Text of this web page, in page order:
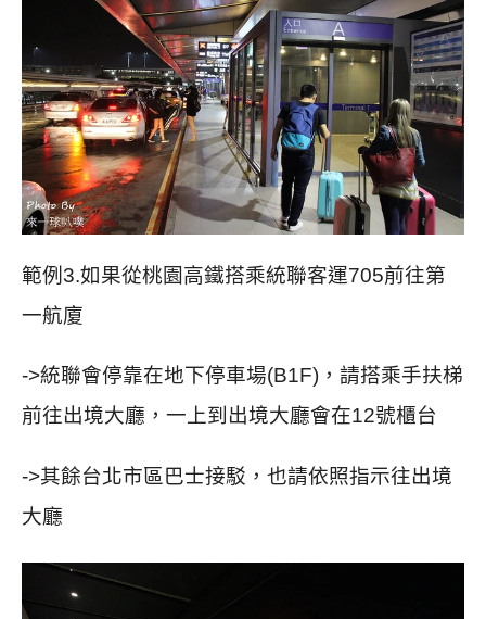
範例 3.如果從桃園高鐵搭乘統聯客運705前往第
一航廈
->統聯會停靠在地下停車場(B1F)，請搭乘手扶梯
前往出境大廳，一上到出境大廳會在12號櫃台
->其餘台北市區巴士接駁，也請依照指示往出境
大廳